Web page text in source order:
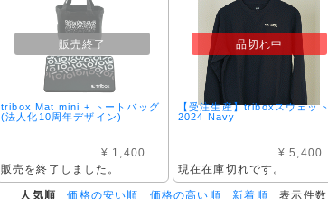
販売終了
tribox Mat mini + トートバッグ
(法人化10周年デザイン)
¥ 1,400
販売を終了しました。
品切れ中
【受注生産】triboxスウェット
2024 Navy
¥ 5,400
現在在庫切れです。
人気順 価格の安い順 価格の高い順 新着順 表示件数